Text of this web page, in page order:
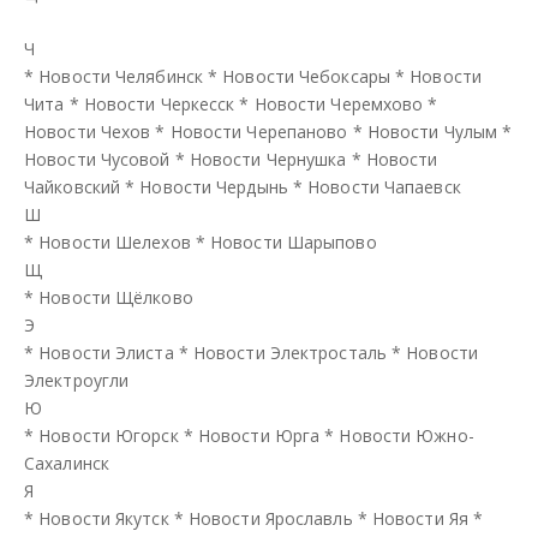
Ч
* Новости Челябинск * Новости Чебоксары * Новости
Чита * Новости Черкесск * Новости Черемхово *
Новости Чехов * Новости Черепаново * Новости Чулым *
Новости Чусовой * Новости Чернушка * Новости
Чайковский * Новости Чердынь * Новости Чапаевск
Ш
* Новости Шелехов * Новости Шарыпово
Щ
* Новости Щёлково
Э
* Новости Элиста * Новости Электросталь * Новости
Электроугли
Ю
* Новости Югорск * Новости Юрга * Новости Южно-
Сахалинск
Я
* Новости Якутск * Новости Ярославль * Новости Яя *